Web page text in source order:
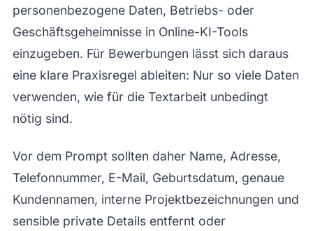
personenbezogene Daten, Betriebs- oder
Geschäftsgeheimnisse in Online-KI-Tools
einzugeben. Für Bewerbungen lässt sich daraus
eine klare Praxisregel ableiten: Nur so viele Daten
verwenden, wie für die Textarbeit unbedingt
nötig sind.
Vor dem Prompt sollten daher Name, Adresse,
Telefonnummer, E-Mail, Geburtsdatum, genaue
Kundennamen, interne Projektbezeichnungen und
sensible private Details entfernt oder